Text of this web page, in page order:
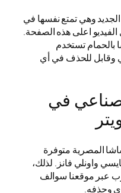
وهي تمتع نفسها في
اعلى هذه الصفحة.
بالحمام تستخدم
للحذف في أي
في
المصرية متوفرة
واونلي فانز. لذلك،
عبر موقعنا سوالف
وحذفه.